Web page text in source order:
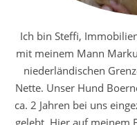
Ich bin Steffi,
mit meinem Mann
niederländischen
Nette. Unser Hund
ca. 2 Jahren bei uns